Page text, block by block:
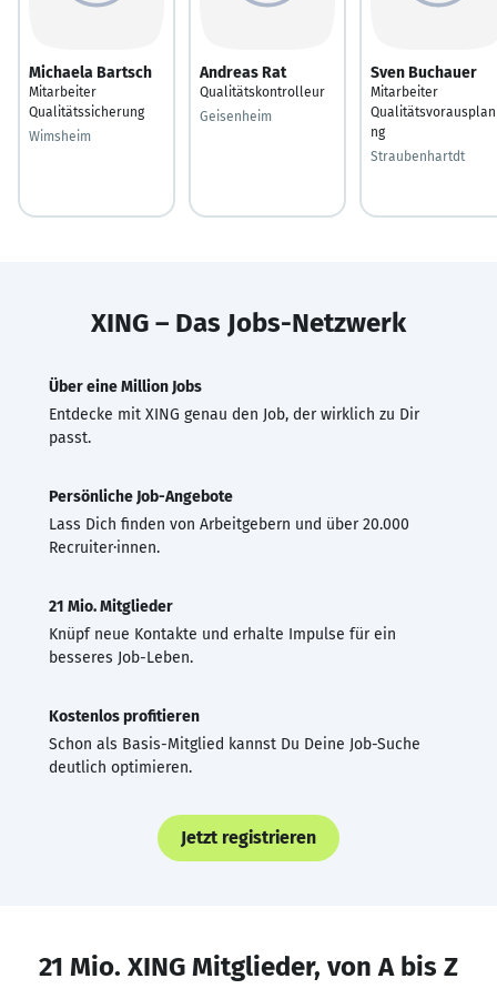
Michaela Bartsch
Mitarbeiter
Qualitätssicherung
Wimsheim
Andreas Rat
Qualitätskontrolleur
Geisenheim
Sven Buchauer
Mitarbeiter
ng
Straubenhartdt
XING – Das Jobs-Netzwerk
Über eine Million Jobs
Entdecke mit XING genau den Job, der wirklich zu Dir
passt.
Persönliche Job-Angebote
Lass Dich finden von Arbeitgebern und über 20.000
Recruiter·innen.
21 Mio. Mitglieder
Knüpf neue Kontakte und erhalte Impulse für ein
besseres Job-Leben.
Kostenlos profitieren
Schon als Basis-Mitglied kannst Du Deine Job-Suche
deutlich optimieren.
Jetzt registrieren
21 Mio. XING Mitglieder, von A bis Z